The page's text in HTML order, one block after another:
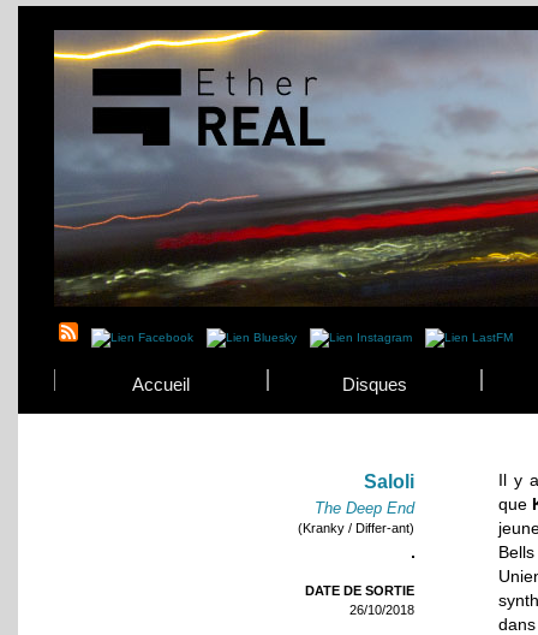
Accueil Disques
Saloli
The Deep End
(Kranky / Differ-ant)
DATE DE SORTIE
26/10/2018
Il y
que